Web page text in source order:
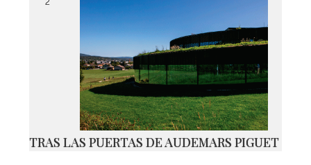
2
TRAS LAS PUERTAS DE AUDEMARS PIGUET